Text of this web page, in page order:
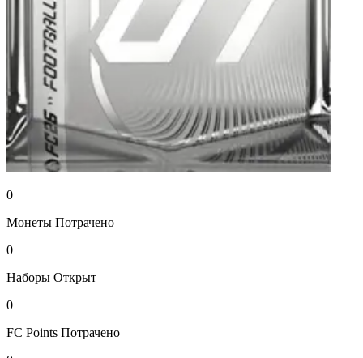
0
Монеты Потрачено
0
Наборы Открыт
0
FC Points Потрачено